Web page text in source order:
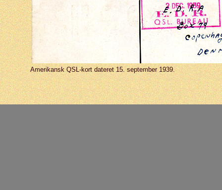
Amerikansk QSL-kort dateret 15. september 1939.